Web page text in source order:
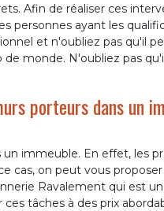
Afin de réaliser ces
personnes ayant les
et n'oubliez pas qu'il
monde. N'oubliez pas
porteurs dans un
immeuble. En effet, les
cas, on peut vous
Ravalement qui est
tâches à des prix